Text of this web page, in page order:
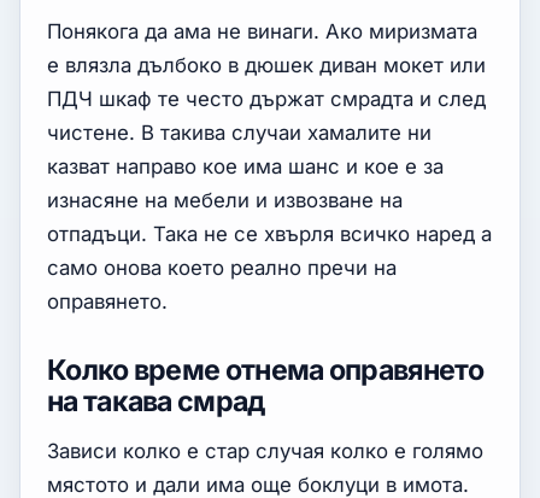
Понякога да ама не винаги. Ако миризмата
е влязла дълбоко в дюшек диван мокет или
ПДЧ шкаф те често държат смрадта и след
чистене. В такива случаи хамалите ни
казват направо кое има шанс и кое е за
изнасяне на мебели и извозване на
отпадъци. Така не се хвърля всичко наред а
само онова което реално пречи на
оправянето.
Колко време отнема оправянето
на такава смрад
Зависи колко е стар случая колко е голямо
мястото и дали има още боклуци в имота.